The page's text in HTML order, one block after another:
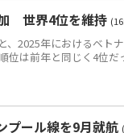
世界4位を維持
、2025年におけるベト
位は前年と同じく4位
プール線を9月就航